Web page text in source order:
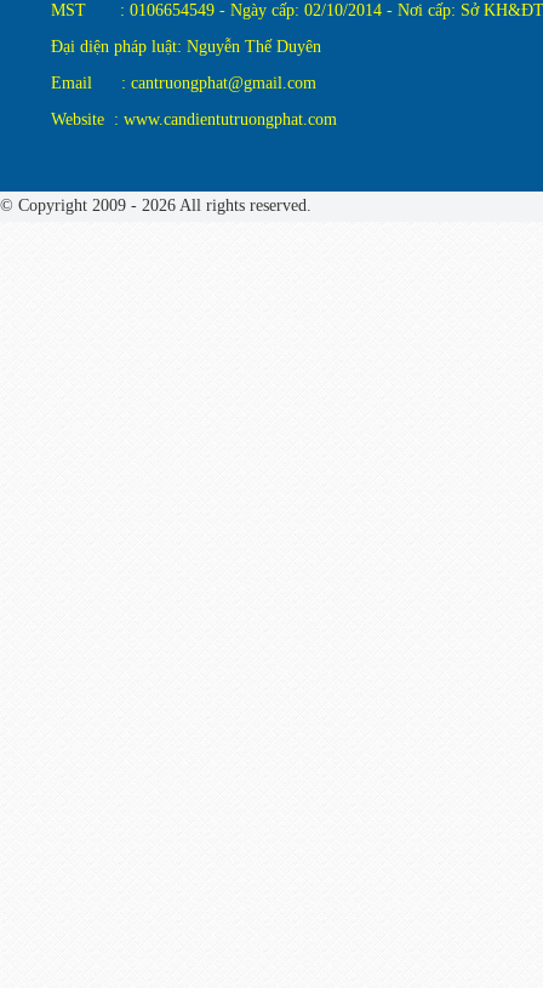
MST : 0106654549 - Ngày cấp: 02/10/2014 - Nơi cấp: Sở
Đại diện pháp luật: Nguyễn Thế Duyên
Email : cantruongphat@gmail.com
Website : www.candientutruongphat.com
© Copyright 2009 - 2026 All rights reserved.